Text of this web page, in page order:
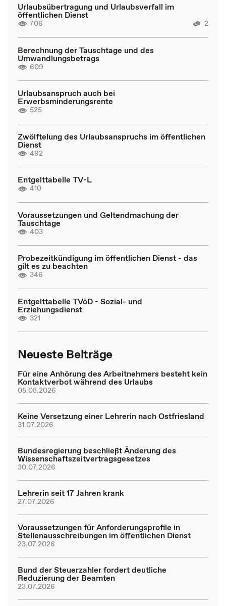
Urlaubsübertragung und Urlaubsverfall im
öffentlichen Dienst
706 2
Berechnung der Tauschtage und des
Umwandlungsbetrags
609
Urlaubsanspruch auch bei
Erwerbsminderungsrente
525
Zwölftelung des Urlaubsanspruchs im öffentlichen
Dienst
492
Entgelttabelle TV-L
410
Voraussetzungen und Geltendmachung der
Tauschtage
403
Probezeitkündigung im öffentlichen Dienst - das
gilt es zu beachten
346
Entgelttabelle TVöD - Sozial- und
Erziehungsdienst
321
Neueste Beiträge
Für eine Anhörung des Arbeitnehmers besteht kein
Kontaktverbot während des Urlaubs
05.08.2026
Keine Versetzung einer Lehrerin nach Ostfriesland
31.07.2026
Bundesregierung beschließt Änderung des
Wissenschaftszeitvertragsgesetzes
30.07.2026
Lehrerin seit 17 Jahren krank
27.07.2026
Voraussetzungen für Anforderungsprofile in
Stellenausschreibungen im öffentlichen Dienst
23.07.2026
Bund der Steuerzahler fordert deutliche
Reduzierung der Beamten
23.07.2026